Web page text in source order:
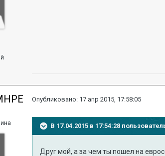
Опубликовано: 17 апр 2015, 17:58:05
В 17.04.2015 в 17:54:28
Друг мой, а за чем ты пошел на